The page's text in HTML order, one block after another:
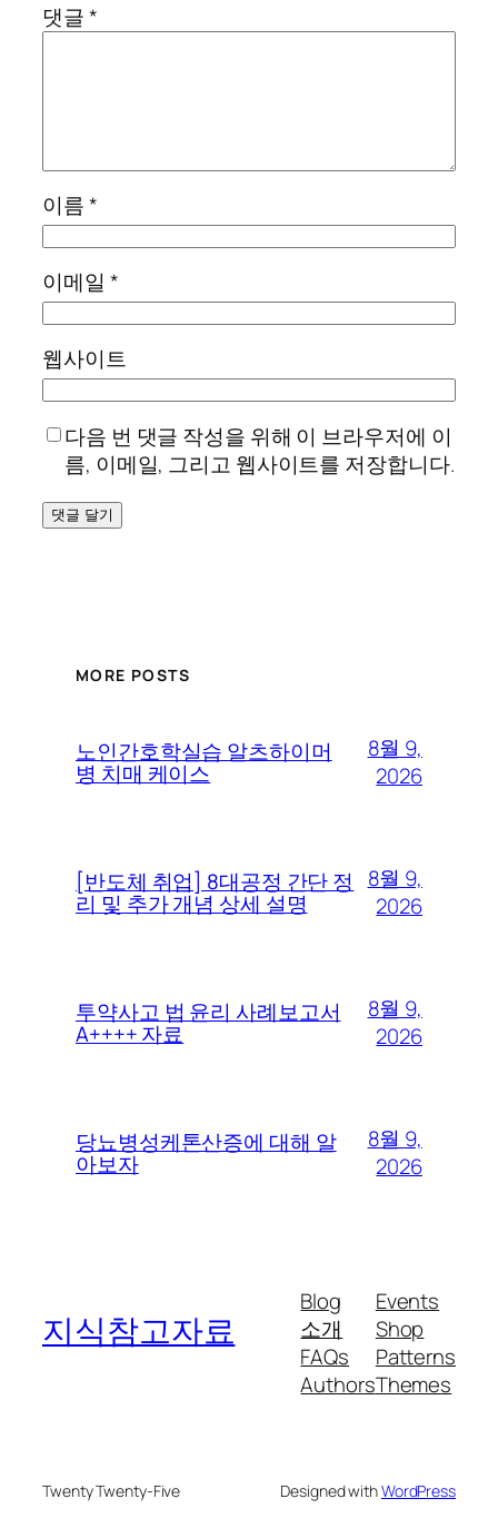
댓글*
이름*
이메일 *
웹사이트
다음 번 댓글 작성을 위해 이 브라우저에 이
름, 이메일, 그리고 웹사이트를 저장합니다.
MORE POSTS
노인간호학실습 알츠하이머
병 치매 케이스
8월 9,
2026
[반도체 취업] 8대공정 간단 정
리 및 추가 개념 상세 설명
8월 9,
2026
투약사고 법 윤리 사례보고서
A++++ 자료
8월 9,
2026
당뇨병성케톤산증에 대해 알
아보자
8월 9,
2026
지식참고자료
Blog
소개
FAQs
Authors
Events
Shop
Patterns
Themes
Twenty Twenty-Five Designed withWordPress